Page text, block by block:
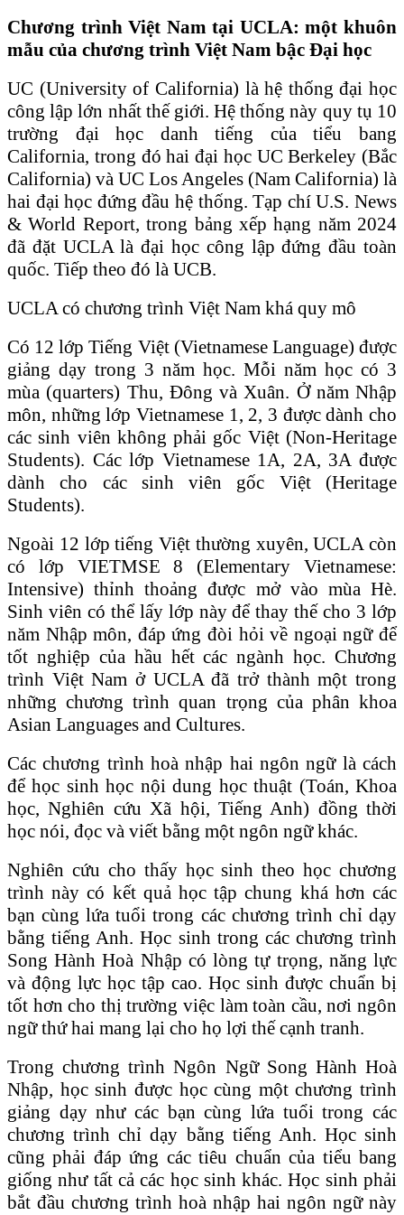
Chương trình Việt Nam tại UCLA: một khuôn
mẫu của chương trình Việt Nam bậc Đại học
UC (University of California) là hệ thống đại học
công lập lớn nhất thế giới. Hệ thống này quy tụ 10
trường đại học danh tiếng của tiểu bang
California, trong đó hai đại học UC Berkeley (Bắc
California) và UC Los Angeles (Nam California) là
hai đại học đứng đầu hệ thống. Tạp chí U.S. News
& World Report, trong bảng xếp hạng năm 2024
đã đặt UCLA là đại học công lập đứng đầu toàn
quốc. Tiếp theo đó là UCB.
UCLA có chương trình Việt Nam khá quy mô
Có 12 lớp Tiếng Việt (Vietnamese Language) được
giảng dạy trong 3 năm học. Mỗi năm học có 3
mùa (quarters) Thu, Đông và Xuân. Ở năm Nhập
môn, những lớp Vietnamese 1, 2, 3 được dành cho
các sinh viên không phải gốc Việt (Non-Heritage
Students). Các lớp Vietnamese 1A, 2A, 3A được
dành cho các sinh viên gốc Việt (Heritage
Students).
Ngoài 12 lớp tiếng Việt thường xuyên, UCLA còn
có lớp VIETMSE 8 (Elementary Vietnamese:
Intensive) thỉnh thoảng được mở vào mùa Hè.
Sinh viên có thể lấy lớp này để thay thế cho 3 lớp
năm Nhập môn, đáp ứng đòi hỏi về ngoại ngữ để
tốt nghiệp của hầu hết các ngành học. Chương
trình Việt Nam ở UCLA đã trở thành một trong
những chương trình quan trọng của phân khoa
Asian Languages and Cultures.
Các chương trình hoà nhập hai ngôn ngữ là cách
để học sinh học nội dung học thuật (Toán, Khoa
học, Nghiên cứu Xã hội, Tiếng Anh) đồng thời
học nói, đọc và viết bằng một ngôn ngữ khác.
Nghiên cứu cho thấy học sinh theo học chương
trình này có kết quả học tập chung khá hơn các
bạn cùng lứa tuổi trong các chương trình chỉ dạy
bằng tiếng Anh. Học sinh trong các chương trình
Song Hành Hoà Nhập có lòng tự trọng, năng lực
và động lực học tập cao. Học sinh được chuẩn bị
tốt hơn cho thị trường việc làm toàn cầu, nơi ngôn
ngữ thứ hai mang lại cho họ lợi thế cạnh tranh.
Trong chương trình Ngôn Ngữ Song Hành Hoà
Nhập, học sinh được học cùng một chương trình
giảng dạy như các bạn cùng lứa tuổi trong các
chương trình chỉ dạy bằng tiếng Anh. Học sinh
cũng phải đáp ứng các tiêu chuẩn của tiểu bang
giống như tất cả các học sinh khác. Học sinh phải
bắt đầu chương trình hoà nhập hai ngôn ngữ này